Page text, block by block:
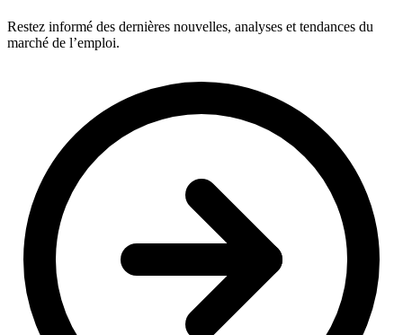
Restez informé des dernières nouvelles, analyses et tendances du
marché de l’emploi.